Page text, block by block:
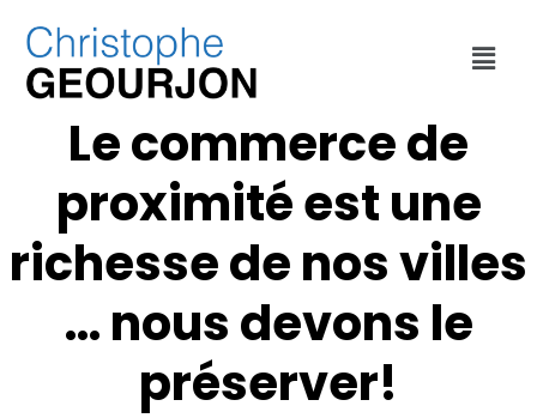
ECONOMIE, MÉTROPOLE DE LYON
Le commerce de
proximité est une
richesse de nos villes
… nous devons le
préserver!